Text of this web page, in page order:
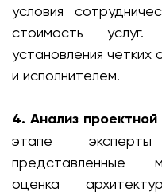
условия
стоимость
установления четких
и исполнителем.
4. Анализ
этапе
представленные
оценка